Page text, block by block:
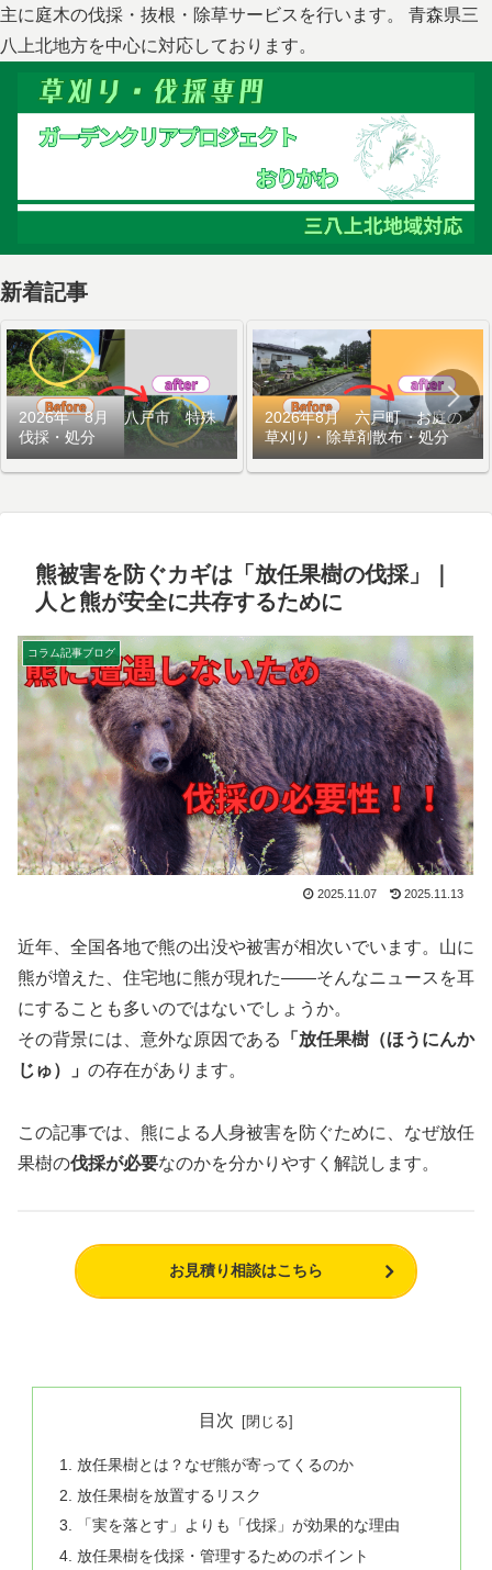
主に庭木の伐採・抜根・除草サービスを行います。 青森県三
八上北地方を中心に対応しております。
新着記事
2026年 8月 八戸市 特殊
伐採・処分
2026年8月 六戸町 お庭の
草刈り・除草剤散布・処分
熊被害を防ぐカギは「放任果樹の伐採」｜
人と熊が安全に共存するために
コラム記事ブログ
2025.11.07 2025.11.13
近年、全国各地で熊の出没や被害が相次いでいます。山に
熊が増えた、住宅地に熊が現れた――そんなニュースを耳
にすることも多いのではないでしょうか。
その背景には、意外な原因である
「放任果樹（ほうにんか
じゅ）」 の存在があります。
この記事では、熊による人身被害を防ぐために、なぜ放任
果樹の伐採が必要なのかを分かりやすく解説します。
お見積り相談はこちら
目次
放任果樹とは？なぜ熊が寄ってくるのか
放任果樹を放置するリスク
「実を落とす」よりも「伐採」が効果的な理由
放任果樹を伐採・管理するためのポイント